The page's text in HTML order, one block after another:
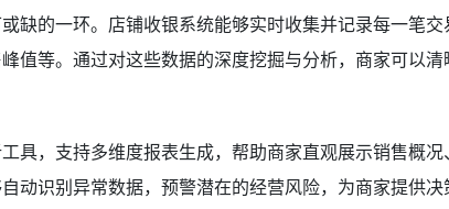
缺的一环。店铺收银系统能够实时收集并记录每一笔
值等。通过对这些数据的深度挖掘与分析，商家可以
具，支持多维度报表生成，帮助商家直观展示销售概
动识别异常数据，预警潜在的经营风险，为商家提供